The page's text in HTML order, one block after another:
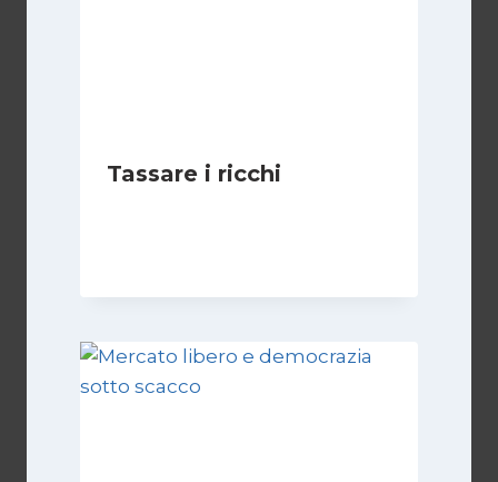
Tassare i ricchi